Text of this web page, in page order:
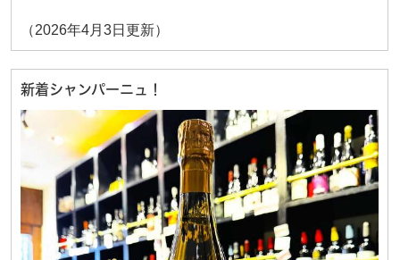
（2026年4月3日更新）
新着シャンパーニュ！